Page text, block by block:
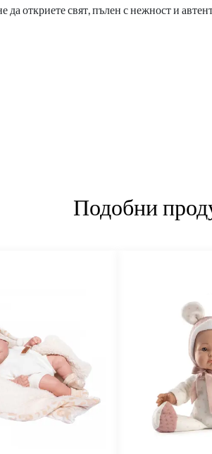
откриете свят, пълен с нежност и
Подобни